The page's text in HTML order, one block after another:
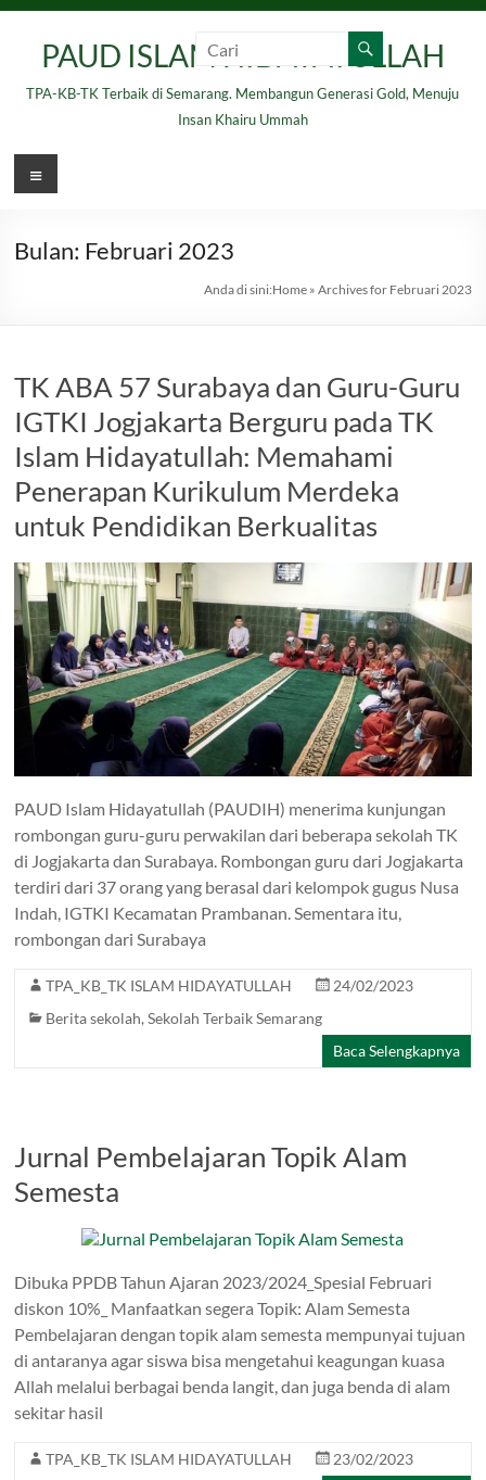
contentPAUD ISLAM HIDAYATULLAH
TPA-KB-TK Terbaik di Semarang. Membangun Generasi Gold, Menuju
Insan Khairu Ummah
Menu
Bulan: Februari 2023
Anda di sini:Home» Archives for Februari 2023
TK ABA 57 Surabaya dan Guru-Guru
IGTKI Jogjakarta Berguru pada TK
Islam Hidayatullah: Memahami
Penerapan Kurikulum Merdeka
untuk Pendidikan Berkualitas
PAUD Islam Hidayatullah (PAUDIH) menerima kunjungan
rombongan guru-guru perwakilan dari beberapa sekolah TK
di Jogjakarta dan Surabaya. Rombongan guru dari Jogjakarta
terdiri dari 37 orang yang berasal dari kelompok gugus Nusa
Indah, IGTKI Kecamatan Prambanan. Sementara itu,
rombongan dari Surabaya
TPA_KB_TK ISLAM HIDAYATULLAH
24/02/2023
Berita sekolah,Sekolah Terbaik Semarang
Baca Selengkapnya
Jurnal Pembelajaran Topik Alam
Semesta
Dibuka PPDB Tahun Ajaran 2023/2024_Spesial Februari
diskon 10%_ Manfaatkan segera Topik: Alam Semesta
Pembelajaran dengan topik alam semesta mempunyai tujuan
di antaranya agar siswa bisa mengetahui keagungan kuasa
Allah melalui berbagai benda langit, dan juga benda di alam
sekitar hasil
TPA_KB_TK ISLAM HIDAYATULLAH
23/02/2023